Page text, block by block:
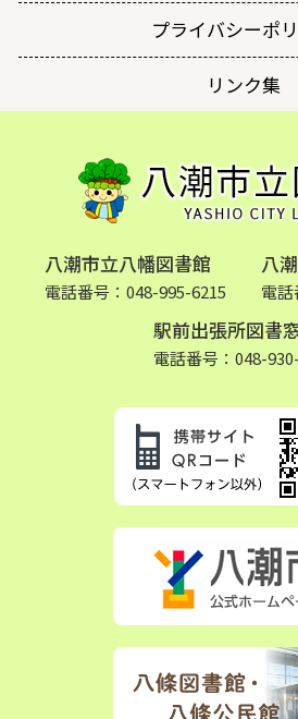
プライバシーポ
リンク集
八潮市立八幡図書館
電話番号：048-995-6215
八
電
駅前出張所図書
電話番号：048-